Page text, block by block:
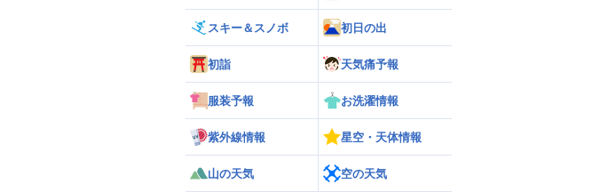
スキー＆スノボ 初日の出
初詣 天気痛予報
服装予報 お洗濯情報
紫外線情報 星空・天体情報
山の天気 空の天気